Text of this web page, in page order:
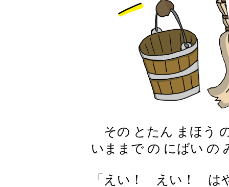
その とたん まほう
いままで の にばい の
「えい！ えい！ は